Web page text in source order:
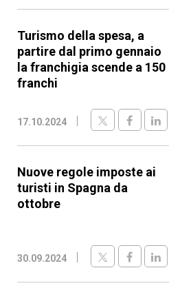
Turismo della spesa, a
partire dal primo gennaio
la franchigia scende a 150
franchi
17.10.2024
Nuove regole imposte ai
turisti in Spagna da
ottobre
30.09.2024